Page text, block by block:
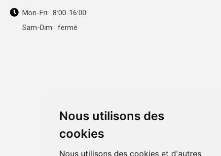
Nous utilisons des
cookies
Nous utilisons des cookies et d'autres
Mon-Fri : 8:00-16:00
Sam-Dim : fermé